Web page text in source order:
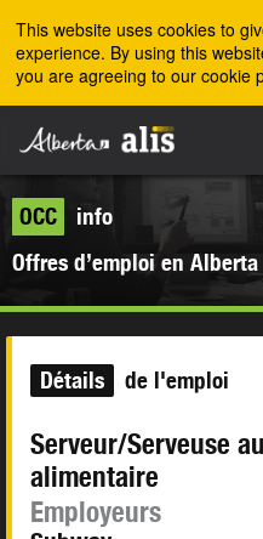
This website uses cookies to
experience. By using this
you are agreeing to our cookie
OCC
info
Offres d’emploi en Alberta
Détails de l'emploi
Serveur/Serveuse
alimentaire
Employeurs